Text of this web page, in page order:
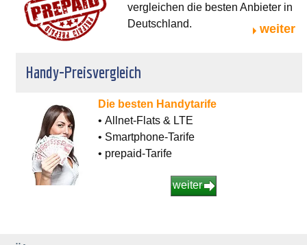
vergleichen die besten Anbieter in
Deutschland.
weiter
Handy-Preisvergleich
Die besten Handytarife
• Allnet-Flats & LTE
• Smartphone-Tarife
• prepaid-Tarife
weiter